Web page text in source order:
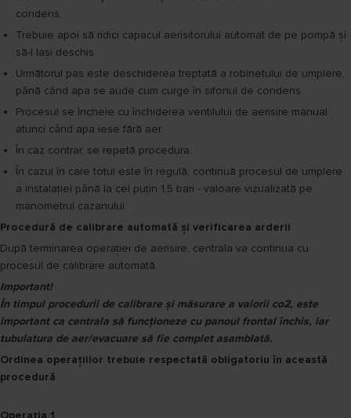
condens.
Trebuie apoi să ridici capacul aerisitorului automat de pe pompă și
să-l lași deschis.
Următorul pas este deschiderea treptată a robinetului de umplere,
până când apa se aude cum curge în sifonul de condens.
Procesul se încheie cu închiderea ventilului de aerisire manual
atunci când apa iese fără aer.
În caz contrar, se repetă procedura.
În cazul în care totul este în regulă, continuă procesul de umplere
a instalației până la cel puțin 1,5 bari - valoare vizualizată pe
manometrul cazanului.
Procedură de calibrare automată şi verificarea arderii
După terminarea operației de aerisire, centrala va continua cu
procesul de calibrare automată.
Important!
În timpul procedurii de calibrare şi măsurare a valorii co2, este
important ca centrala să funcţioneze cu panoul frontal închis, iar
tubulatura de aer/evacuare să fie complet asamblată.
Ordinea operaţiilor trebuie respectată obligatoriu în această
procedură
Operația 1